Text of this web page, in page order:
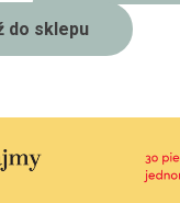
do sklepu